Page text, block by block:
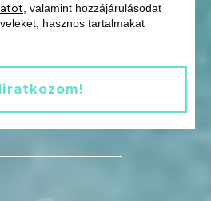
, valamint hozzájárulásodat
hasznos tartalmakat